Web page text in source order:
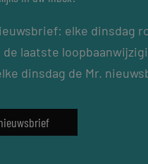
elke dinsdag
de laatste
dinsdag de Mr.